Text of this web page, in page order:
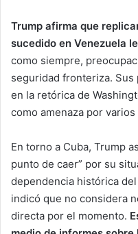
Trump afirma que
sucedido en Venezuela
como siempre,
seguridad fronteriza. Sus
en la retórica de
como amenaza por
En torno a Cuba, Trump
punto de caer” por su
dependencia histórica
indicó que no considera
directa por el momento.